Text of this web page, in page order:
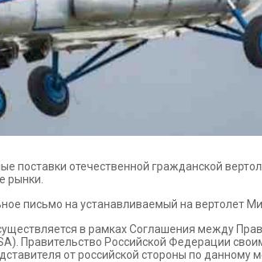
поставки отечественной гражданской
рынки.
письмо на устанавливаемый на вертолет
в рамках Соглашения между
Правительство Российской Федерации
от российской стороны по данному